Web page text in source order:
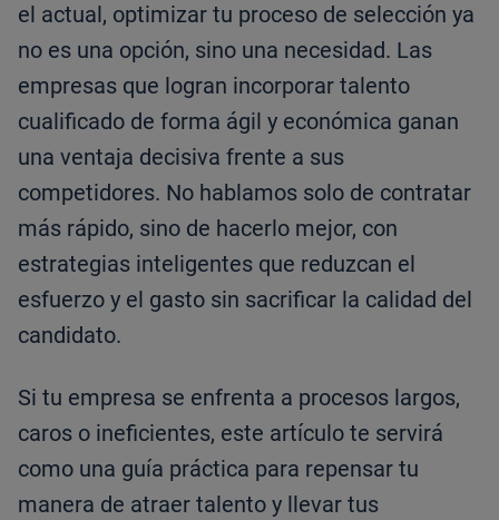
el actual, optimizar tu proceso de selección ya
no es una opción, sino una necesidad. Las
empresas que logran incorporar talento
cualificado de forma ágil y económica ganan
una ventaja decisiva frente a sus
competidores. No hablamos solo de contratar
más rápido, sino de hacerlo mejor, con
estrategias inteligentes que reduzcan el
esfuerzo y el gasto sin sacrificar la calidad del
candidato.
Si tu empresa se enfrenta a procesos largos,
caros o ineficientes, este artículo te servirá
como una guía práctica para repensar tu
manera de atraer talento y llevar tus